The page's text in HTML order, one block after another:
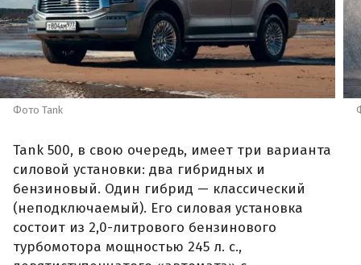
Фото Tank
Tank 500, в свою очередь, имеет три варианта
силовой установки: два гибридных и
бензиновый. Один гибрид — классический
(неподключаемый). Его силовая установка
состоит из 2,0-литрового бензинового
турбомотора мощностью 245 л. с.,